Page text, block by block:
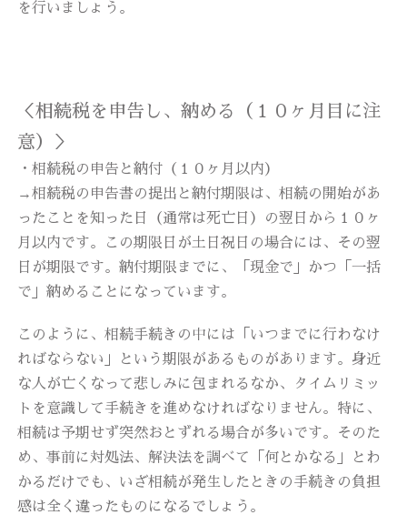
を行いましょう。
＜相続税を申告し、納める（１０ヶ月目に注
意）＞
・相続税の申告と納付（１０ヶ月以内）
→相続税の申告書の提出と納付期限は、相続の開始があ
ったことを知った日（通常は死亡日）の翌日から１０ヶ
月以内です。この期限日が土日祝日の場合には、その翌
日が期限です。納付期限までに、「現金で」かつ「一括
で」納めることになっています。
このように、相続手続きの中には「いつまでに行わなけ
ればならない」という期限があるものがあります。身近
な人が亡くなって悲しみに包まれるなか、タイムリミッ
トを意識して手続きを進めなければなりません。特に、
相続は予期せず突然おとずれる場合が多いです。そのた
め、事前に対処法、解決法を調べて「何とかなる」とわ
かるだけでも、いざ相続が発生したときの手続きの負担
感は全く違ったものになるでしょう。